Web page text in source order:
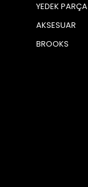
YEDEK PARÇA
AKSESUAR
BROOKS